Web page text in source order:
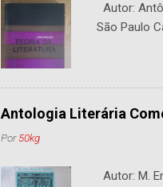
Autor:
São Paulo
Antologia Literária
Por50kg
Autor: M.